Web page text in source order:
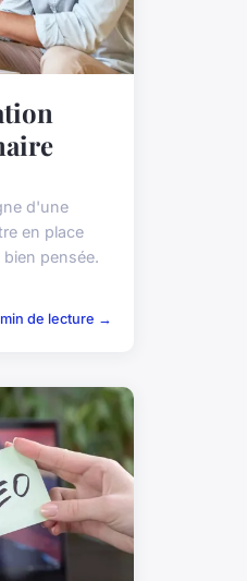
d'une
en place
pensée.
de lecture →